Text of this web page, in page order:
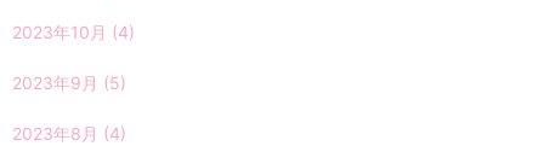
2023年10月 (4)
2023年9月 (5)
2023年8月 (4)